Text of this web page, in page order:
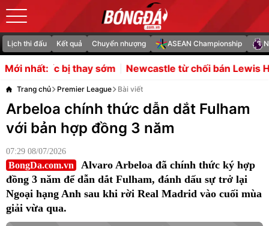
Lịch thi đấu Kết quả Chuyển nhượng ASEAN Championship
Mới nhất:
sớm Newcastle từ chối bán Lewis Hall, MU lo khủng
Trang chủ Premier League Bài viết
Arbeloa chính thức dẫn dắt Fulham
với bản hợp đồng 3 năm
07:29 08/07/2026
BongDa.com.vn
Alvaro Arbeloa đã chính thức ký hợp
đồng 3 năm để dẫn dắt Fulham, đánh dấu sự trở lại
Ngoại hạng Anh sau khi rời Real Madrid vào cuối mùa
giải vừa qua.